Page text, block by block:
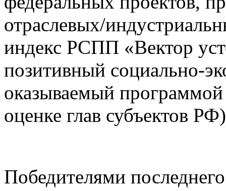
отраслевых/
индекс РСПП «Вектор
позитивный социально-
оказываемый
оценке глав субъектов
Победителями